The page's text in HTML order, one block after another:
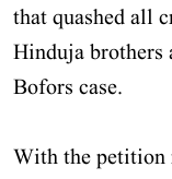
that quashed all
Hinduja
Bofors case.
With the petition